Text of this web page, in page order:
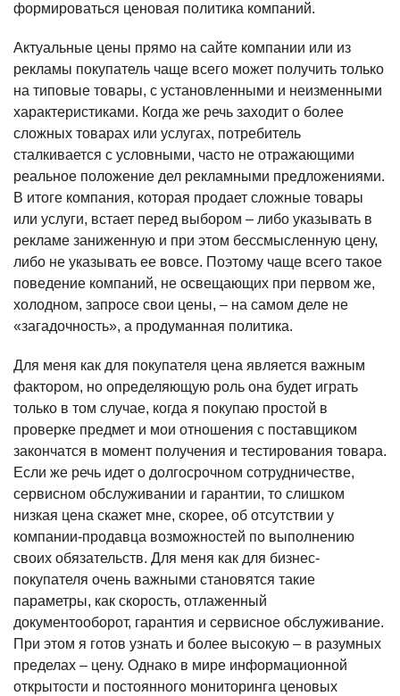
формироваться ценовая политика компаний.
Актуальные цены прямо на сайте компании или из
рекламы покупатель чаще всего может получить только
на типовые товары, с установленными и неизменными
характеристиками. Когда же речь заходит о более
сложных товарах или услугах, потребитель
сталкивается с условными, часто не отражающими
реальное положение дел рекламными предложениями.
В итоге компания, которая продает сложные товары
или услуги, встает перед выбором – либо указывать в
рекламе заниженную и при этом бессмысленную цену,
либо не указывать ее вовсе. Поэтому чаще всего такое
поведение компаний, не освещающих при первом же,
холодном, запросе свои цены, – на самом деле не
«загадочность», а продуманная политика.
Для меня как для покупателя цена является важным
фактором, но определяющую роль она будет играть
только в том случае, когда я покупаю простой в
проверке предмет и мои отношения с поставщиком
закончатся в момент получения и тестирования товара.
Если же речь идет о долгосрочном сотрудничестве,
сервисном обслуживании и гарантии, то слишком
низкая цена скажет мне, скорее, об отсутствии у
компании-продавца возможностей по выполнению
своих обязательств. Для меня как для бизнес-
покупателя очень важными становятся такие
параметры, как скорость, отлаженный
документооборот, гарантия и сервисное обслуживание.
При этом я готов узнать и более высокую – в разумных
пределах – цену. Однако в мире информационной
открытости и постоянного мониторинга ценовых